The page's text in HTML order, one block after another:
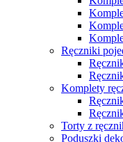
Ręczniki
Komplety
Torty z
Poduszki